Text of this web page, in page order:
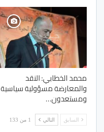
محمد الخطابي: النقد
والمعارضة مسؤولية سياسية
ومستعدون…
السابق التالي 1 من 133